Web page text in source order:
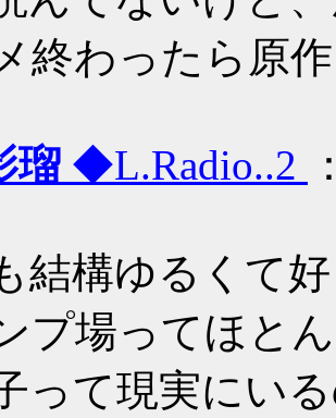
終わったら原
瑠 ◆L.Radio..2
結構ゆるくて
プ場ってほと
って現実にい